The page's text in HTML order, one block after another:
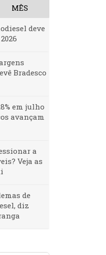
MÊS
deve
Bradesco
em julho
avançam
a
Veja as
de
diz